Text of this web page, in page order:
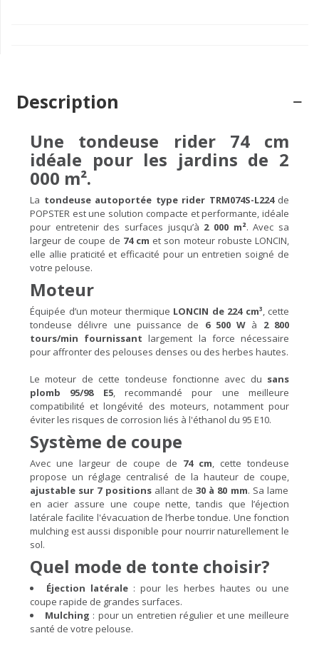
Description
Une tondeuse rider 74 cm
idéale pour les jardins de 2
000 m².
La tondeuse autoportée type rider TRM074S-L224de
POPSTER est une solution compacte et performante, idéale
pour entretenir des surfaces jusqu’à 2 000 m². Avec sa
largeur de coupe de 74 cm et son moteur robuste LONCIN,
elle allie praticité et efficacité pour un entretien soigné de
votre pelouse.
Moteur
Équipée d’un moteur thermique LONCIN de 224 cm³, cette
tondeuse délivre une puissance de 6 500 W à 2 800
tours/min fournissantlargement la force nécessaire
pour affronter des pelouses denses ou des herbes hautes.
Le moteur de cette tondeuse fonctionne avec du sans
plomb 95/98 E5, recommandé pour une meilleure
compatibilité et longévité des moteurs, notamment pour
éviter les risques de corrosion liés à l'éthanol du 95 E10.
Système de coupe
Avec une largeur de coupe de 74 cm, cette tondeuse
propose un réglage centralisé de la hauteur de coupe,
ajustable sur 7 positionsallant de 30 à 80 mm. Sa lame
en acier assure une coupe nette, tandis que l’éjection
latérale facilite l'évacuation de l’herbe tondue. Une fonction
mulching est aussi disponible pour nourrir naturellement le
sol.
Quel mode de tonte choisir?
Éjection latérale : pour les herbes hautes ou une
coupe rapide de grandes surfaces.
Mulching : pour un entretien régulier et une meilleure
santé de votre pelouse.